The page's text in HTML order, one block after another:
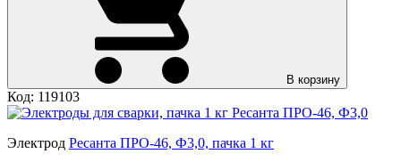
В корзину
Код: 119103
Электрод Ресанта ПРО-46, Ф3,0, пачка 1 кг